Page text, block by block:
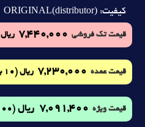
کیفیت: ORIGINAL(distributor)
قیمت تک فروشی 7,440,000 ریال
قیمت عمده 7,230,000 ریال (10 به بالا)
قیمت ویژه 7,091,400 ریال (100 به بالا)